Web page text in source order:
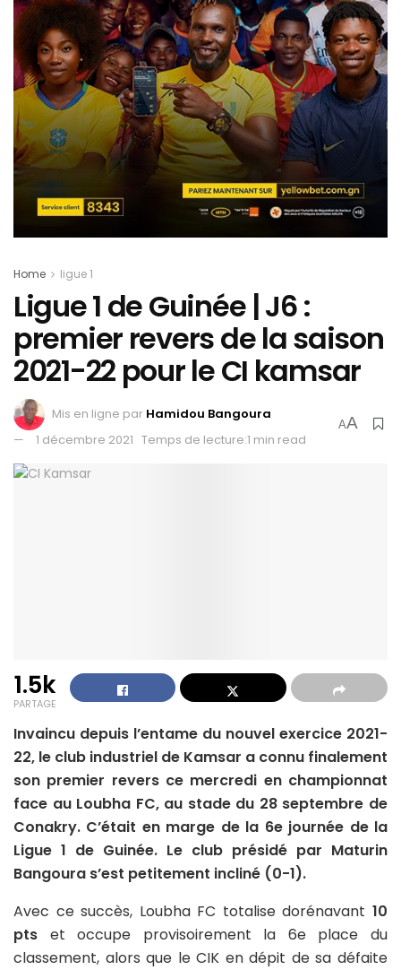
Home ligue 1
Ligue 1 de Guinée | J6 :
premier revers de la saison
2021-22 pour le CI kamsar
Mis en ligne par Hamidou Bangoura
1 décembre 2021 Temps de lecture:1 min read
AA
1.5k
PARTAGE
Invaincu depuis l’entame du nouvel exercice 2021-
22, le club industriel de Kamsar a connu finalement
son premier revers ce mercredi en championnat
face au Loubha FC, au stade du 28 septembre de
Conakry. C’était en marge de la 6e journée de la
Ligue 1 de Guinée. Le club présidé par Maturin
Bangoura s’est petitement incliné (0-1).
Avec ce succès, Loubha FC totalise dorénavant 10
pts et occupe provisoirement la 6e place du
classement, alors que le CIK en dépit de sa défaite